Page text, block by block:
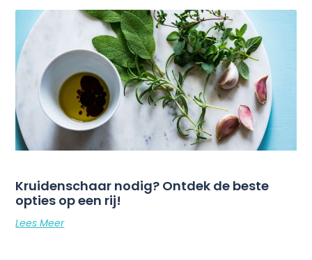
Kruidenschaar nodig? Ontdek de beste
opties op een rij!
Lees Meer